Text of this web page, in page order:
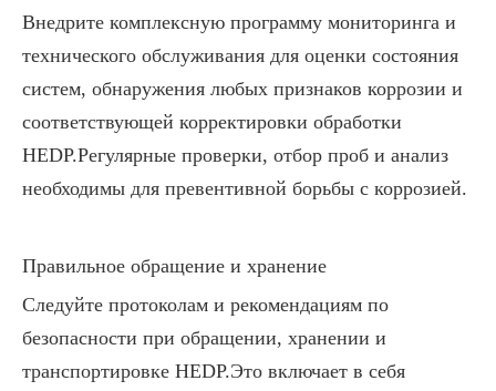
Внедрите комплексную программу мониторинга и
технического обслуживания для оценки состояния
систем, обнаружения любых признаков коррозии и
соответствующей корректировки обработки
HEDP.Регулярные проверки, отбор проб и анализ
необходимы для превентивной борьбы с коррозией.
Правильное обращение и хранение
Следуйте протоколам и рекомендациям по
безопасности при обращении, хранении и
транспортировке HEDP.Это включает в себя